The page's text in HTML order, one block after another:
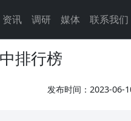
资讯 调研 媒体 联系我们
排行榜
发布时间：2023-06-